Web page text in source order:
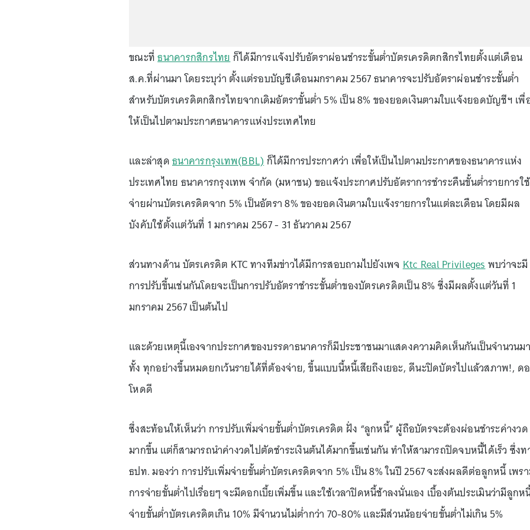
ขณะที่ธนาคารกสิกรไทยก็ได้มีการแจ้งปรับอัตราผ่อนชำระขั้นต่ำบัตรเครดิตกสิกรไทยตั้งแต่เดือน
ส.ค.ที่ผ่านมา โดยระบุว่า ตั้งแต่รอบบัญชีเดือนมกราคม 2567 ธนาคารจะปรับอัตราผ่อนชำระขั้นต่ำ
สำหรับบัตรเครดิตกสิกรไทยจากเดิมอัตราขั้นต่ำ 5% เป็น 8% ของยอดเงินตามใบแจ้งยอดบัญชีฯ เพื่
ให้เป็นไปตามประกาศธนาคารแห่งประเทศไทย
และล่าสุดธนาคารกรุงเทพ(BBL)ก็ได้มีการประกาศว่า เพื่อให้เป็นไปตามประกาศของธนาคารแห่ง
ประเทศไทย ธนาคารกรุงเทพ จำกัด (มหาชน) ขอแจ้งประกาศปรับอัตราการชำระคืนขั้นต่ำรายการใช้
จ่ายผ่านบัตรเครดิตจาก 5% เป็นอัตรา 8% ของยอดเงินตามใบแจ้งรายการในแต่ละเดือน โดยมีผล
บังคับใช้ตั้งแต่วันที่ 1 มกราคม 2567 - 31 ธันวาคม 2567
ส่วนทางด้าน บัตรเครดิต KTC ทางทีมข่าวได้มีการสอบถามไปยังเพจKtc Real Privilegesพบว่าจะมี
การปรับขึ้นเช่นกันโดยจะเป็นการปรับอัตราชำระขั้นต่ำของบัตรเครดิตเป็น 8% ซึ่งมีผลตั้งแต่วันที่ 1
มกราคม 2567 เป็นต้นไป
และด้วยเหตุนี้เองจากประกาศของบรรดาธนาคารก็มีประชาชนมาแสดงความคิดเห็นกันเป็นจำนวนม
ทั้ง ทุกอย่างขึ้นหมดยกเว้นรายได้ที่ต้องจ่าย, ขึ้นแบบนี้หนี้เสียถึงเยอะ, ดีนะปิดบัตรไปแล้วสภาพ!, ด
โหดดี
ซึ่งสะท้อนให้เห็นว่า การปรับเพิ่มจ่ายขั้นต่ำบัตรเครดิต ฝั่ง “ลูกหนี้” ผู้ถือบัตรจะต้องผ่อนชำระค่างวด
มากขึ้น แต่ก็สามารถนำค่างวดไปตัดชำระเงินต้นได้มากขึ้นเช่นกัน ทำให้สามารถปิดจบหนี้ได้เร็ว ซึ่งท
ธปท. มองว่า การปรับเพิ่มจ่ายขั้นต่ำบัตรเครดิตจาก 5% เป็น 8% ในปี 2567 จะส่งผลดีต่อลูกหนี้ เพร
การจ่ายขั้นต่ำไปเรื่อยๆ จะมีดอกเบี้ยเพิ่มขึ้น และใช้เวลาปิดหนี้ช้าลงนั่นเอง เบื้องต้นประเมินว่ามีลูกห
จ่ายขั้นต่ำบัตรเครดิตเกิน 10% มีจำนวนไม่ต่ำกว่า 70-80% และมีส่วนน้อยจ่ายขั้นต่ำไม่เกิน 5%